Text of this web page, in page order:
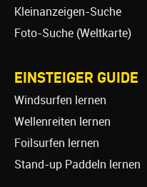
Kleinanzeigen-Suche
Foto-Suche (Weltkarte)
EINSTEIGER GUIDE
Windsurfen lernen
Wellenreiten lernen
Foilsurfen lernen
Stand-up Paddeln lernen